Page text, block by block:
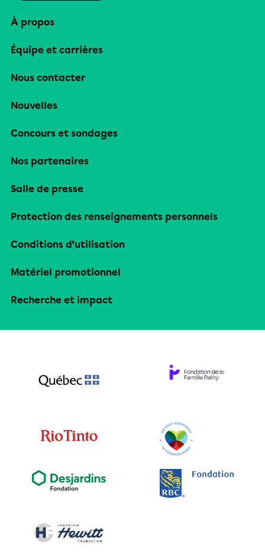
À propos
Équipe et carrières
Nous contacter
Nouvelles
Concours et sondages
Nos partenaires
Salle de presse
Protection des renseignements personnels
Conditions d’utilisation
Matériel promotionnel
Recherche et impact